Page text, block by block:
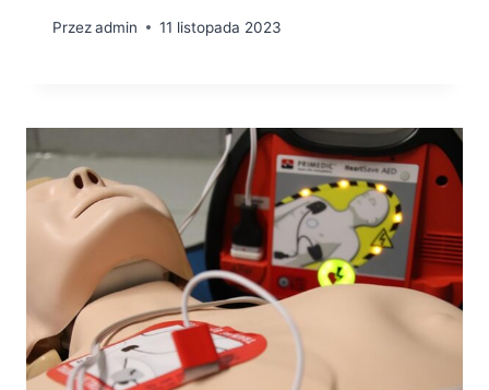
Przezadmin 11 listopada 2023